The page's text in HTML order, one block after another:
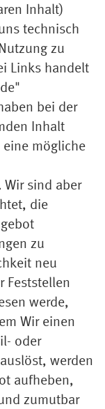
Inhalt)
technisch
zu
Links handelt
bei der
Inhalt
mögliche
sind aber
die
zu
neu
Feststellen
werde,
Wir einen
oder
werden
aufheben,
zumutbar